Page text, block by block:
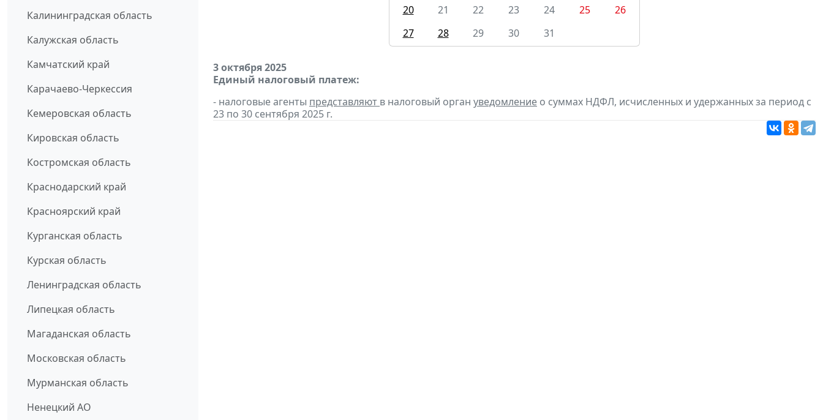
Калининградская область
Калужская область
Камчатский край
Карачаево-Черкессия
Кемеровская область
Кировская область
Костромская область
Краснодарский край
Красноярский край
Курганская область
Курская область
Ленинградская область
Липецкая область
Магаданская область
Московская область
Мурманская область
Ненецкий АО
20
21 22 23 24 25
26
27
28 29 30 31
3 октября 2025
Единый налоговый платеж:
- налоговые агенты представляют в налоговый орган уведомление о суммах НДФЛ, исчисленных и удержанных за период с
23 по 30 сентября 2025 г.